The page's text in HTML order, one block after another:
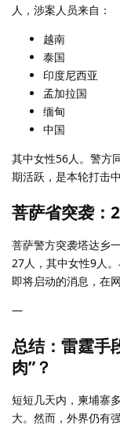
人，涉案人员来自：
越南
泰国
印度尼西亚
孟加拉国
缅甸
中国
其中女性56人。警方
期活跃，是本轮打击
菩萨省突袭：
菩萨警方突袭塔达乡
27人，其中女性9人。
即将启动的消息，在
—
总结：雷霆手
肉”？
短短几天内，柬埔寨
大。然而，外界仍有